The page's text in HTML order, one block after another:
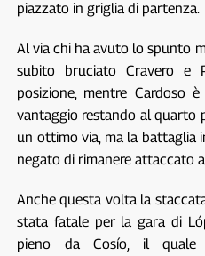
piazzato in griglia di partenza.
Al via chi ha avuto lo spunto
subito bruciato Cravero e
posizione, mentre Cardoso
vantaggio restando al quarto
un ottimo via, ma la battaglia
negato di rimanere attaccato
Anche questa volta la
stata fatale per la gara di
pieno da Cosío, il quale